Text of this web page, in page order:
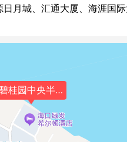
月城、汇通大厦、海涯国际